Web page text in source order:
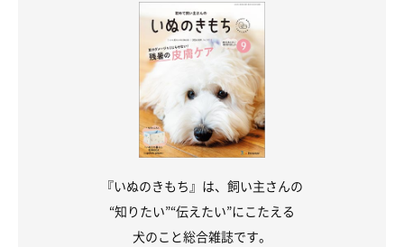
『いぬのきもち』は、飼い主さんの
“知りたい”“伝えたい”にこたえる
犬のこと総合雑誌です。